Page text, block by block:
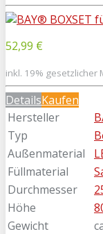
52,99 €
inkl. 19% gesetzlicher
DetailsKaufen
Hersteller
Typ
Außenmaterial
Füllmaterial
Durchmesser
Höhe
Gewicht